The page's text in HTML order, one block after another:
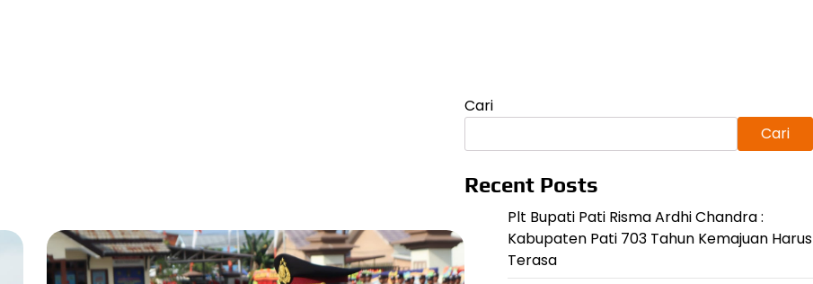
Cari
Cari
Recent Posts
Plt Bupati Pati Risma Ardhi Chandra :
Kabupaten Pati 703 Tahun Kemajuan Harus
Terasa